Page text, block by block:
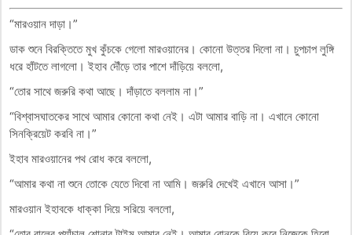
“মারওয়ান দাড়া।”
ডাক শুনে বিরক্তিতে মুখ কুঁচকে গেলো মারওয়ানের। কোনো উত্তর দিলো না। চুপচাপ লুঙ্গি
ধরে হাঁটতে লাগলো। ইহাব দৌঁড়ে তার পাশে দাঁড়িয়ে বললো,
“তোর সাথে জরুরি কথা আছে। দাঁড়াতে বললাম না।”
“বিশ্বাসঘাতকের সাথে আমার কোনো কথা নেই। এটা আমার বাড়ি না। এখানে কোনো
সিনক্রিয়েট করবি না।”
ইহাব মারওয়ানের পথ রোধ করে বললো,
“আমার কথা না শুনে তোকে যেতে দিবো না আমি। জরুরি দেখেই এখানে আসা।”
মারওয়ান ইহাবকে ধাক্কা দিয়ে সরিয়ে বললো,